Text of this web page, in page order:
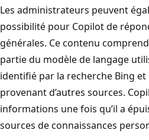
Les administrateurs peuvent
possibilité pour Copilot de
générales. Ce contenu
partie du modèle de langage
identifié par la recherche Bing
provenant d’autres sources.
informations une fois qu’il a
sources de connaissances